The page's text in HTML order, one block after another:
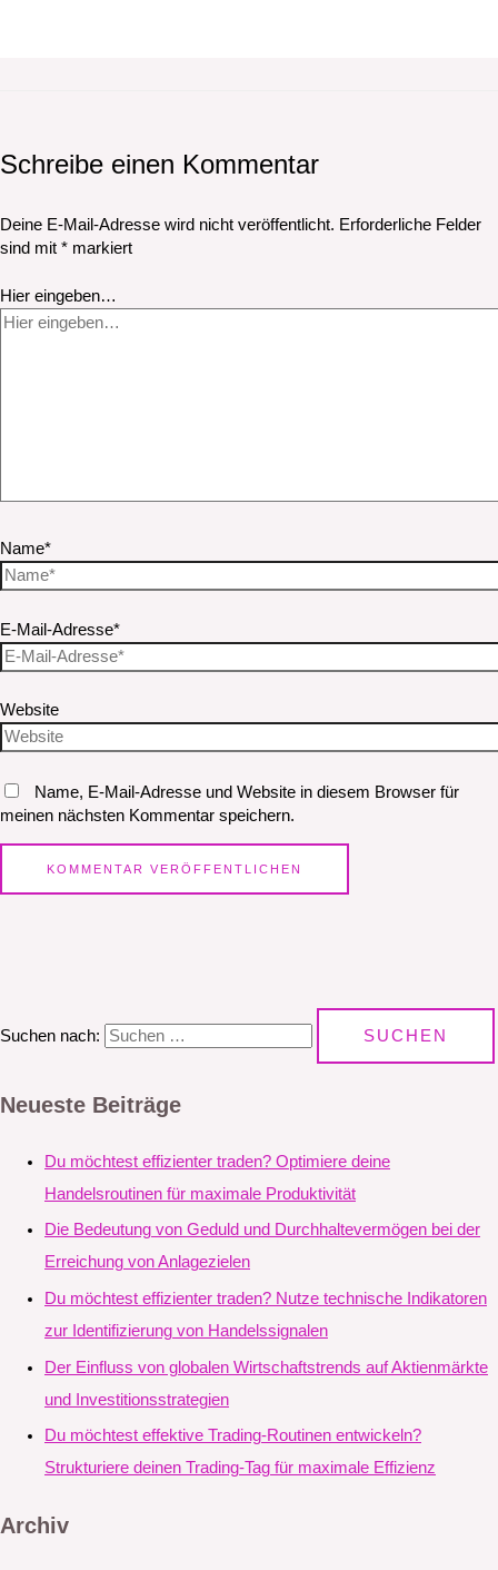
Schreibe einen Kommentar
Deine E-Mail-Adresse wird nicht veröffentlicht. Erforderliche Felder
sind mit * markiert
Hier eingeben…
Name*
E-Mail-Adresse*
Website
Name, E-Mail-Adresse und Website in diesem Browser für
meinen nächsten Kommentar speichern.
Suchen nach:
Neueste Beiträge
Du möchtest effizienter traden? Optimiere deine
Handelsroutinen für maximale Produktivität
Die Bedeutung von Geduld und Durchhaltevermögen bei der
Erreichung von Anlagezielen
Du möchtest effizienter traden? Nutze technische Indikatoren
zur Identifizierung von Handelssignalen
Der Einfluss von globalen Wirtschaftstrends auf Aktienmärkte
und Investitionsstrategien
Du möchtest effektive Trading-Routinen entwickeln?
Strukturiere deinen Trading-Tag für maximale Effizienz
Archiv